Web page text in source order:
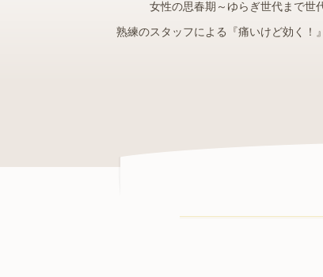
女性の思春期～ゆらぎ世代まで世
熟練のスタッフによる『痛いけど効く！